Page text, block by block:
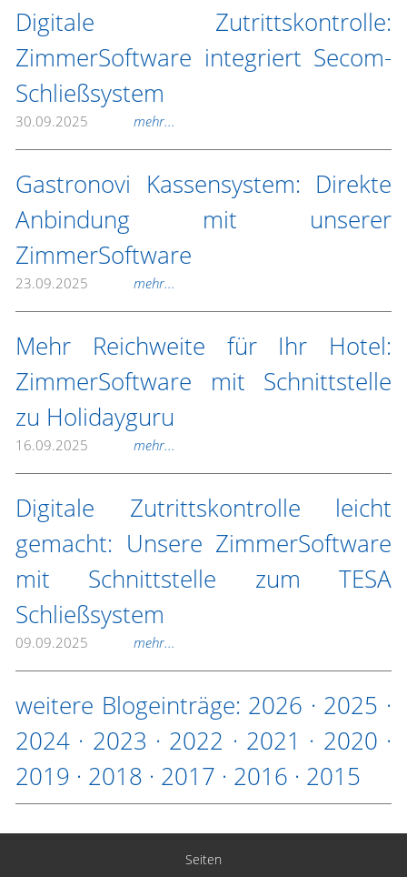
Digitale Zutrittskontrolle:
ZimmerSoftware integriert Secom-
Schließsystem
30.09.2025 mehr...
Gastronovi Kassensystem: Direkte
Anbindung mit unserer
ZimmerSoftware
23.09.2025 mehr...
Mehr Reichweite für Ihr Hotel:
ZimmerSoftware mit Schnittstelle
zu Holidayguru
16.09.2025 mehr...
Digitale Zutrittskontrolle leicht
gemacht: Unsere ZimmerSoftware
mit Schnittstelle zum TESA
Schließsystem
09.09.2025 mehr...
weitere Blogeinträge: 2026 · 2025 ·
2024 · 2023 · 2022 · 2021 · 2020 ·
2019 · 2018 · 2017 · 2016 · 2015
Seiten